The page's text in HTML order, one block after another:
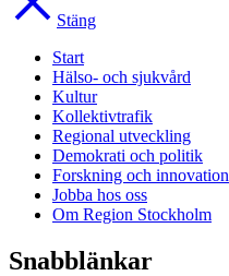
Stäng
Start
Hälso- och sjukvård
Kultur
Kollektivtrafik
Regional utveckling
Demokrati och politik
Forskning och innovation
Jobba hos oss
Om Region Stockholm
Snabblänkar